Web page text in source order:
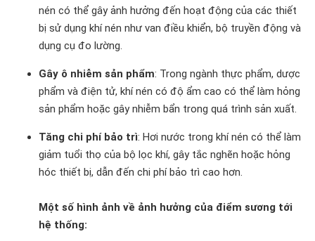
nén có thể gây ảnh hưởng đến hoạt động của các thiết
bị sử dụng khí nén như van điều khiển, bộ truyền động và
dụng cụ đo lường.
Gây ô nhiễm sản phẩm: Trong ngành thực phẩm, dược
phẩm và điện tử, khí nén có độ ẩm cao có thể làm hỏng
sản phẩm hoặc gây nhiễm bẩn trong quá trình sản xuất.
Tăng chi phí bảo trì: Hơi nước trong khí nén có thể làm
giảm tuổi thọ của bộ lọc khí, gây tắc nghẽn hoặc hỏng
hóc thiết bị, dẫn đến chi phí bảo trì cao hơn.
Một số hình ảnh về ảnh hưởng của điểm sương tới
hệ thống: